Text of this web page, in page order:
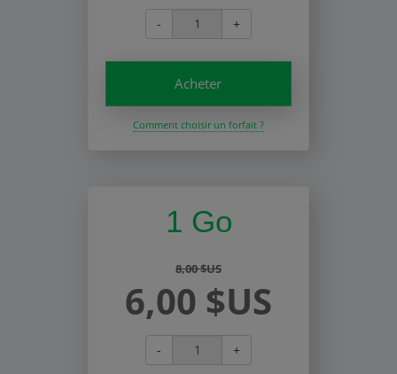
- +
Acheter
Comment choisir un forfait ?
1 Go
8,00 $US
6,00 $US
- +